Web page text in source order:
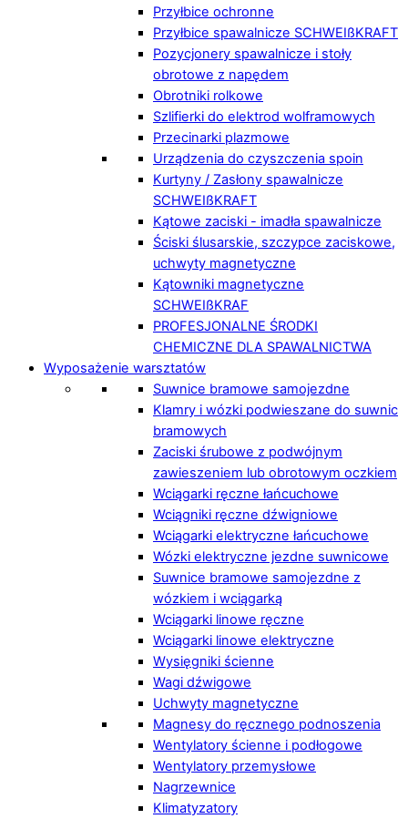
Przyłbice ochronne
Przyłbice spawalnicze SCHWEIßKRAFT
Pozycjonery spawalnicze i stoły
obrotowe z napędem
Obrotniki rolkowe
Szlifierki do elektrod wolframowych
Przecinarki plazmowe
Urządzenia do czyszczenia spoin
Kurtyny / Zasłony spawalnicze
SCHWEIßKRAFT
Kątowe zaciski - imadła spawalnicze
Ściski ślusarskie, szczypce zaciskowe,
uchwyty magnetyczne
Kątowniki magnetyczne
SCHWEIßKRAF
PROFESJONALNE ŚRODKI
CHEMICZNE DLA SPAWALNICTWA
Wyposażenie warsztatów
Suwnice bramowe samojezdne
Klamry i wózki podwieszane do suwnic
bramowych
Zaciski śrubowe z podwójnym
zawieszeniem lub obrotowym oczkiem
Wciągarki ręczne łańcuchowe
Wciągniki ręczne dźwigniowe
Wciągarki elektryczne łańcuchowe
Wózki elektryczne jezdne suwnicowe
Suwnice bramowe samojezdne z
wózkiem i wciągarką
Wciągarki linowe ręczne
Wciągarki linowe elektryczne
Wysięgniki ścienne
Wagi dźwigowe
Uchwyty magnetyczne
Magnesy do ręcznego podnoszenia
Wentylatory ścienne i podłogowe
Wentylatory przemysłowe
Nagrzewnice
Klimatyzatory